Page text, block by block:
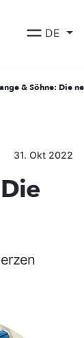
DE
& Söhne: Die
31. Okt 2022